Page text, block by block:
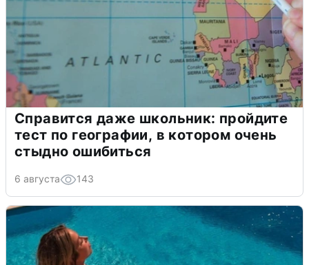
Справится даже школьник: пройдите
тест по географии, в котором очень
стыдно ошибиться
6 августа 143